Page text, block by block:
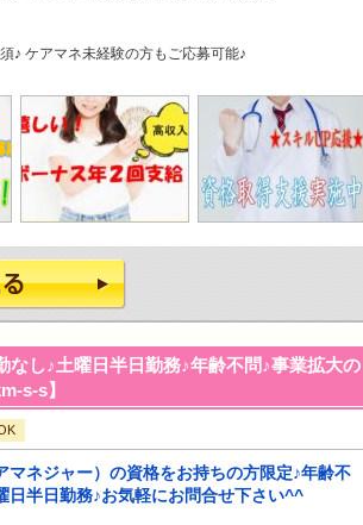
♪ ケアマネ未経験の方もご応募可能♪
し♪土曜日半日勤務♪年齢不問♪事業拡大の
s-s】
マネジャー）の資格をお持ちの方限定♪年齢不
日半日勤務♪お気軽にお問合せ下さい^^